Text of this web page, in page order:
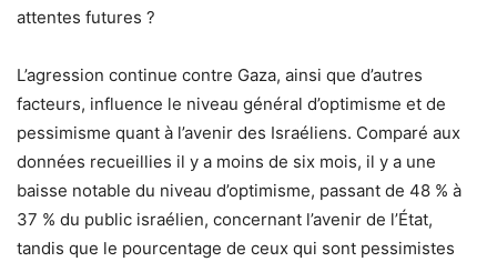
attentes futures ?
L’agression continue contre Gaza, ainsi que d’autres
facteurs, influence le niveau général d’optimisme et de
pessimisme quant à l’avenir des Israéliens. Comparé aux
données recueillies il y a moins de six mois, il y a une
baisse notable du niveau d’optimisme, passant de 48 % à
37 % du public israélien, concernant l’avenir de l’État,
tandis que le pourcentage de ceux qui sont pessimistes